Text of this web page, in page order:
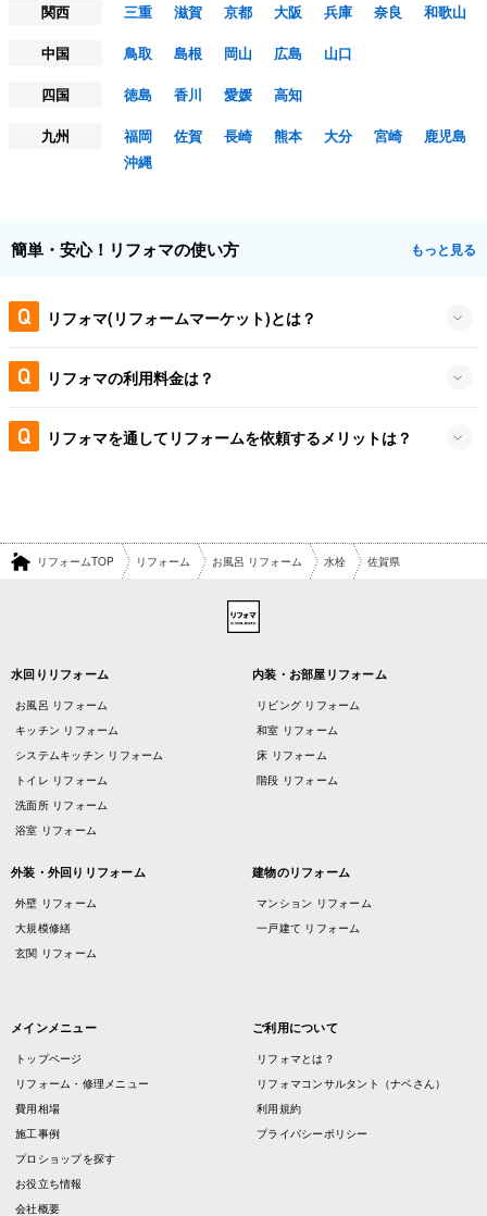
関西
三重 滋賀 京都 大阪 兵庫 奈良
和歌山
中国
鳥取 島根 岡山 広島
山口
四国
徳島 香川 愛媛
高知
九州
福岡 佐賀 長崎 熊本 大分 宮崎
鹿児島
沖縄
簡単・安心！リフォマの使い方 もっと見る
リフォマ(リフォームマーケット)とは？
リフォマの利用料金は？
リフォマを通してリフォームを依頼するメリットは？
リフォームTOP リフォーム お風呂 リフォーム 水栓 佐賀県
水回りリフォーム
お風呂 リフォーム
キッチン リフォーム
システムキッチン リフォーム
トイレ リフォーム
洗面所 リフォーム
浴室 リフォーム
内装・お部屋リフォーム
リビング リフォーム
和室 リフォーム
床 リフォーム
階段 リフォーム
外装・外回りリフォーム
外壁 リフォーム
大規模修繕
玄関 リフォーム
建物のリフォーム
マンション リフォーム
一戸建て リフォーム
メインメニュー
トップページ
リフォーム・修理メニュー
費用相場
施工事例
プロショップを探す
お役立ち情報
会社概要
ご利用について
リフォマとは？
リフォマコンサルタント（ナベさん）
利用規約
プライバシーポリシー